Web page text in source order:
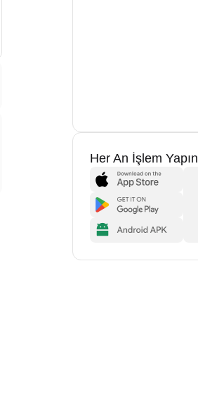
Her An İşlem Yapın